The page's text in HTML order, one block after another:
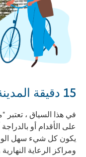
15 دقيقة المدينة
على الأقدام أو
يكون كل شيء سهل
ومراكز الرعاية